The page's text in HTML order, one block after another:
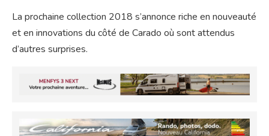
La prochaine collection 2018 s’annonce riche en nouveauté
et en innovations du côté de Carado où sont attendus
d’autres surprises.